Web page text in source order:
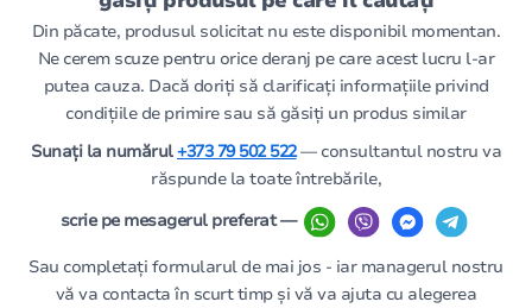
Din păcate, produsul solicitat nu este disponibil momentan.
Ne cerem scuze pentru orice deranj pe care acest lucru l-ar
putea cauza. Dacă doriți să clarificați informațiile privind
condițiile de primire sau să găsiți un produs similar
Sunați la numărul+373 79 502 522— consultantul nostru va
răspunde la toate întrebările,
scrie pe mesagerul preferat —
Sau completați formularul de mai jos - iar managerul nostru
vă va contacta în scurt timp și vă va ajuta cu alegerea